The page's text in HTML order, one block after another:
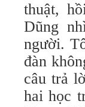
thuật,
Dũng
người.
đàn
câu trả
hai học